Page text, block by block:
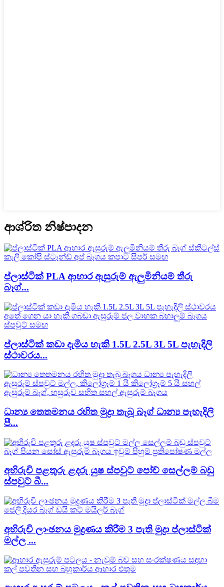
ආශ්රිත නිෂ්පාදන
ප්ලාස්ටික් PLA ආහාර ඇසුරුම් ඇලුමිනියම් තීරු
බෑග්...
ප්ලාස්ටික් කඩා දැමිය හැකි 1.5L 2.5L 3L 5L පැහැදිලි
ස්ථාවරය...
ධාන්‍ය තෙතමනය රහිත මුද්‍රා තැබූ බෑග් ධාන්‍ය පැහැදිලි
පී...
අභිරුචි පළතුරු ළදරු යුෂ ස්පවුට් පෝච් සෙල්ලම් බඩු
ස්පවුට් බී...
අභිරුචි ලාංඡනය මුද්‍රණය කිරීම 3 පැති මුද්‍රා ප්ලාස්ටික්
මල්ල ...